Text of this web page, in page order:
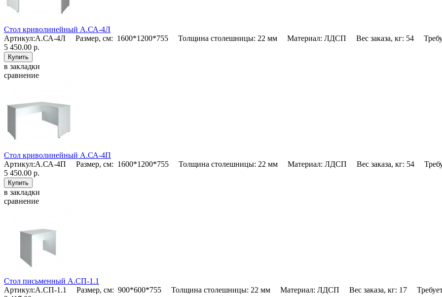
Стол криволинейный А.СА-4Л
Артикул:А.СА-4Л Размер, см: 1600*1200*755 Толщина столешницы: 22 мм Материал: ЛДСП Вес заказа, кг: 54
5 450.00 р.
в закладки
сравнение
Стол криволинейный А.СА-4П
Артикул:А.СА-4П Размер, см: 1600*1200*755 Толщина столешницы: 22 мм Материал: ЛДСП Вес заказа, кг: 54
5 450.00 р.
в закладки
сравнение
Стол письменный А.СП-1.1
Артикул:А.СП-1.1 Размер, см: 900*600*755 Толщина столешницы: 22 мм Материал: ЛДСП Вес заказа, кг: 17